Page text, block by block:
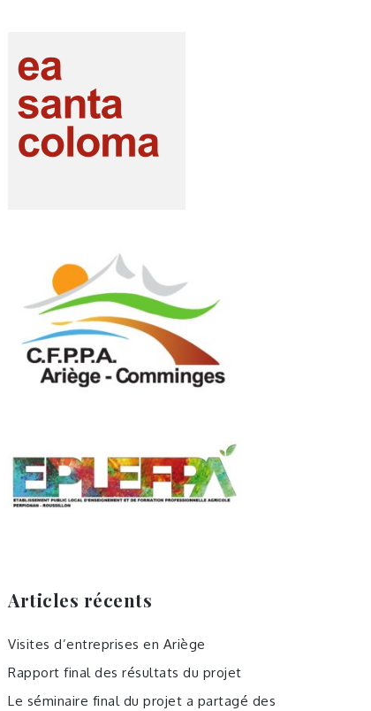
Articles récents
Visites d’entreprises en Ariège
Rapport final des résultats du projet
Le séminaire final du projet a partagé des